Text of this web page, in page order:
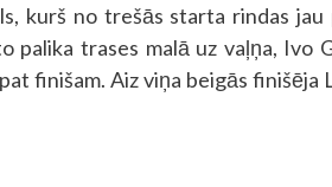
kurš no trešās starta rindas jau
palika trases malā uz vaļņa, Ivo
finišam. Aiz viņa beigās finišēja